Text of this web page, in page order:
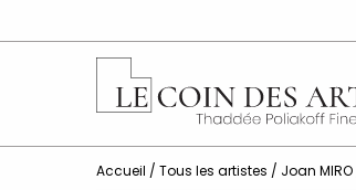
Accueil / Tous les artistes / Joan MIRO